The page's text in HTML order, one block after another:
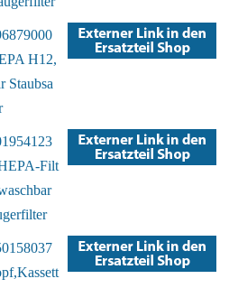
H12,
Staubsa
Filt